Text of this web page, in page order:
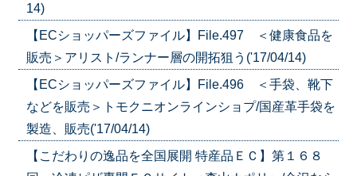
14)
【ECショッパーズファイル】File.497 ＜健康食品を
販売＞アリスト/ランナー層の開拓狙う('17/04/14)
【ECショッパーズファイル】File.496 ＜手袋、靴下
などを販売＞トモクニオンラインショプ/国産革手袋を
製造、販売('17/04/14)
【こだわりの逸品を全国展開 特産品ＥＣ】第１６８